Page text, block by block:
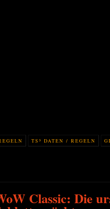
TS³ DATEN / REGELN
Classic: Die